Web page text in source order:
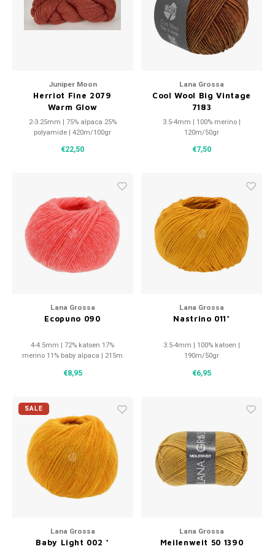
Per
Patches
Spelden en vastmaken
Overige fournituren
Juniper Moon
Herriot Fine 2079
Warm Glow
2-3.25mm | 75% alpaca 25%
polyamide | 420m/100gr
€22,50
Lana Grossa
Cool Wool Big Vintage
7183
3.5-4mm | 100% merino |
120m/50gr
€7,50
Lana Grossa
Ecopuno 090
4-4.5mm | 72% katoen 17%
merino 11% baby alpaca | 215m
€8,95
Lana Grossa
Nastrino 011*
3.5-4mm | 100% katoen |
190m/50gr
€6,95
SALE
Lana Grossa
Baby Light 002 *
Lana Grossa
Meilenweit 50 1390